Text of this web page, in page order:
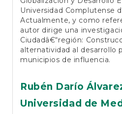
Universidad Complutense
Actualmente, y como
autor dirige una
Ciudadâ€“región:
alternatividad al desarrollo
municipios de influencia.
Rubén Darío
Universidad de